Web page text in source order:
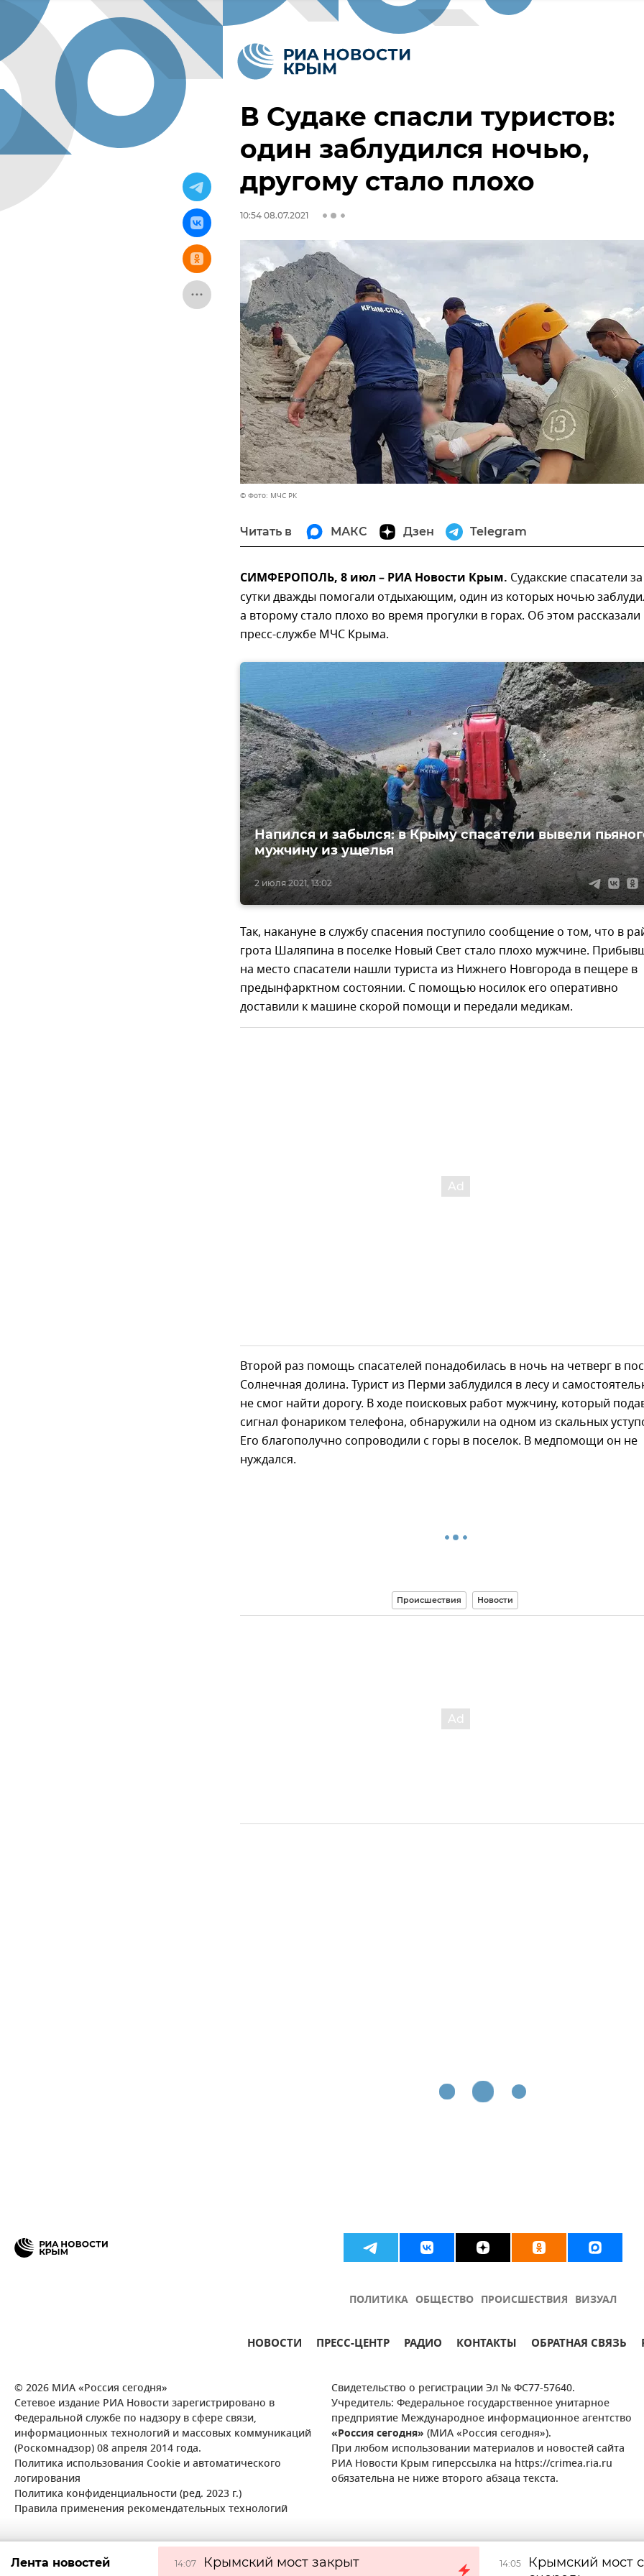
В Судаке спасли туристов:
один заблудился ночью,
другому стало плохо
10:54 08.07.2021
© Фото: МЧС РК
Читать в МАКС Дзен Telegram
СИМФЕРОПОЛЬ, 8 июл – РИА Новости Крым. Судакские спасатели за
сутки дважды помогали отдыхающим, один из которых ночью
а второму стало плохо во время прогулки в горах. Об этом рассказали
пресс-службе МЧС Крыма.
2 июля 2021, 13:02
Напился и забылся: в Крыму спасатели вывели
мужчину из ущелья
Так, накануне в службу спасения поступило сообщение о том, что в
грота Шаляпина в поселке Новый Свет стало плохо мужчине.
на место спасатели нашли туриста из Нижнего Новгорода в пещере в
предынфарктном состоянии. С помощью носилок его оперативно
доставили к машине скорой помощи и передали медикам.
Второй раз помощь спасателей понадобилась в ночь на четверг в
Солнечная долина. Турист из Перми заблудился в лесу и
не смог найти дорогу. В ходе поисковых работ мужчину, который
сигнал фонариком телефона, обнаружили на одном из скальных
Его благополучно сопроводили с горы в поселок. В медпомощи он не
нуждался.
Происшествия Новости
ПОЛИТИКА ОБЩЕСТВО ПРОИСШЕСТВИЯ ВИЗУАЛ
НОВОСТИ ПРЕСС-ЦЕНТР РАДИО КОНТАКТЫ ОБРАТНАЯ СВЯЗЬ
© 2026 МИА «Россия сегодня»
Сетевое издание РИА Новости зарегистрировано в
Федеральной службе по надзору в сфере связи,
информационных технологий и массовых коммуникаций
(Роскомнадзор) 08 апреля 2014 года.
Политика использования Cookie и автоматического
логирования
Политика конфиденциальности (ред. 2023 г.)
Правила применения рекомендательных технологий
Свидетельство о регистрации Эл № ФС77-57640.
Учредитель: Федеральное государственное унитарное
предприятие Международное информационное агентство
«Россия сегодня» (МИА «Россия сегодня»).
При любом использовании материалов и новостей сайта
РИА Новости Крым гиперссылка на https://crimea.ria.ru
обязательна не ниже второго абзаца текста.
14:07 Крымский мост закрыт 14:05
Крымский мост
Лента новостей